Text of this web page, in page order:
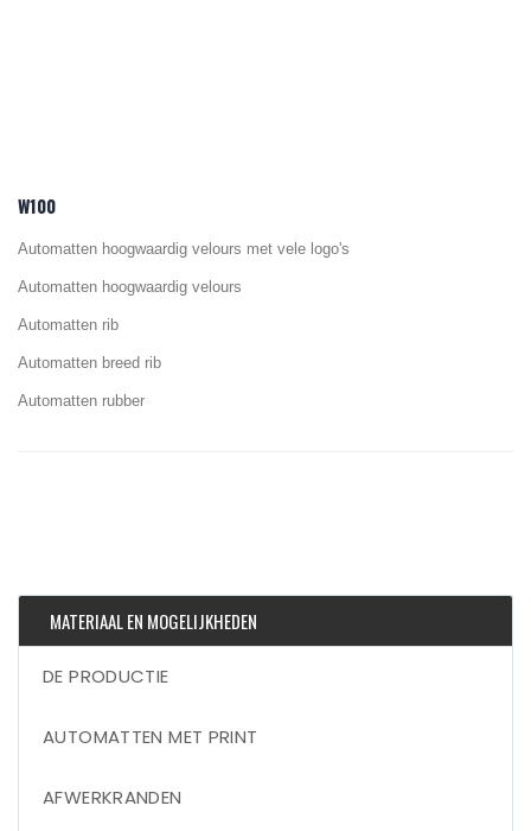
W100
Automatten hoogwaardig velours met vele logo's
Automatten hoogwaardig velours
Automatten rib
Automatten breed rib
Automatten rubber
MATERIAAL EN MOGELIJKHEDEN
DE PRODUCTIE
AUTOMATTEN MET PRINT
AFWERKRANDEN